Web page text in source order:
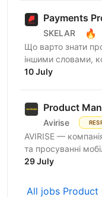
Payments
SKELAR 🔥
Що варто знати
іншими словами,
нами фаундери
10 July
Product
Avirise
AVIRISE —
та просуванні
крутий продукт
29 July
All jobs